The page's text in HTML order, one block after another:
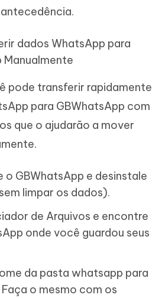
dados WhatsApp para
Manualmente
pode transferir rapidamente
para GBWhatsApp com
que o ajudarão a mover
o GBWhatsApp e desinstale
limpar os dados).
de Arquivos e encontre
onde você guardou seus
da pasta whatsapp para
o mesmo com os